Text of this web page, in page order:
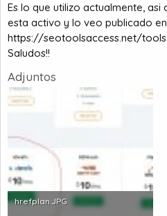
Es lo que utilizo actualmente,
esta activo y lo veo publicado
https://seotoolsaccess.net/
Saludos!!
Adjuntos
hrefplan.JPG